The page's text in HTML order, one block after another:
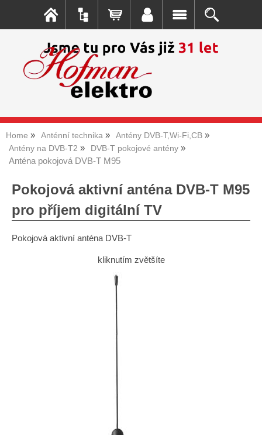
Home Anténní technika
Antény DVB-T,Wi-Fi,CB
Antény na DVB-T2
DVB-T pokojové antény
Anténa pokojová DVB-T M95
Pokojová aktivní anténa DVB-T M95
pro příjem digitální TV
Pokojová aktivní anténa DVB-T
kliknutím zvětšíte